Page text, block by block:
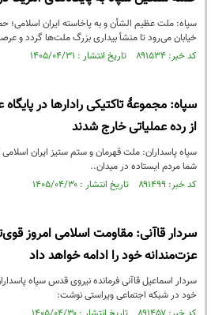
سپاه: ملت عظیم الشأن و به پاخاسته ایران
خیابان می‌رود تا منشأ بیداری بزرگ ملت‌ها گردد و
کد خبر: ۸۹۱۵۳۴ تاریخ انتشار : ۱۴۰۵/۰۴/۳۱
سپاه: مجموعۀ تاکتیکی رادارها در
از رده عملیاتی خارج شدند
سپاه پاسداران: ملت قهرمان و ستم ستیز ایران
شما مردم ایستاده در میدان..
کد خبر: ۸۹۱۴۹۹ تاریخ انتشار : ۱۴۰۵/۰۴/۳۰
سردار قاآنی: مقاومت اسلامی امروز
عزت‌مندانه خود را ادامه خواهد داد
سردار اسماعیل قاآنی فرمانده نیروی قدس سپاه
خود در شبکه اجتماعی ویراستی نوشت: